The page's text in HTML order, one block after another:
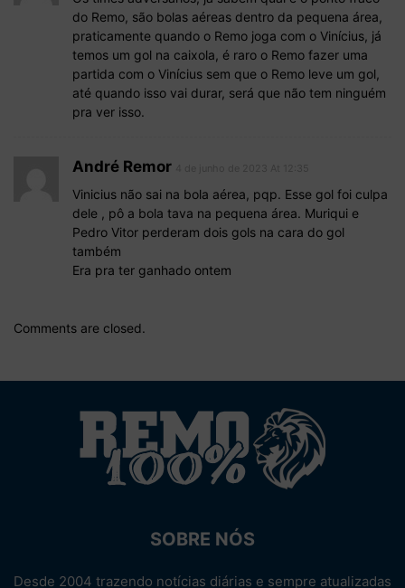
do Remo, são bolas aéreas dentro da pequena área,
praticamente quando o Remo joga com o Vinícius, já
temos um gol na caixola, é raro o Remo fazer uma
partida com o Vinícius sem que o Remo leve um gol,
até quando isso vai durar, será que não tem ninguém
pra ver isso.
André Remor
Vinicius não sai na bola aérea, pqp. Esse gol foi culpa
dele , pô a bola tava na pequena área. Muriqui e
Pedro Vitor perderam dois gols na cara do gol
também
Era pra ter ganhado ontem
Comments are closed.
SOBRE NÓS
Desde 2004 trazendo notícias diárias e sempre atualizadas